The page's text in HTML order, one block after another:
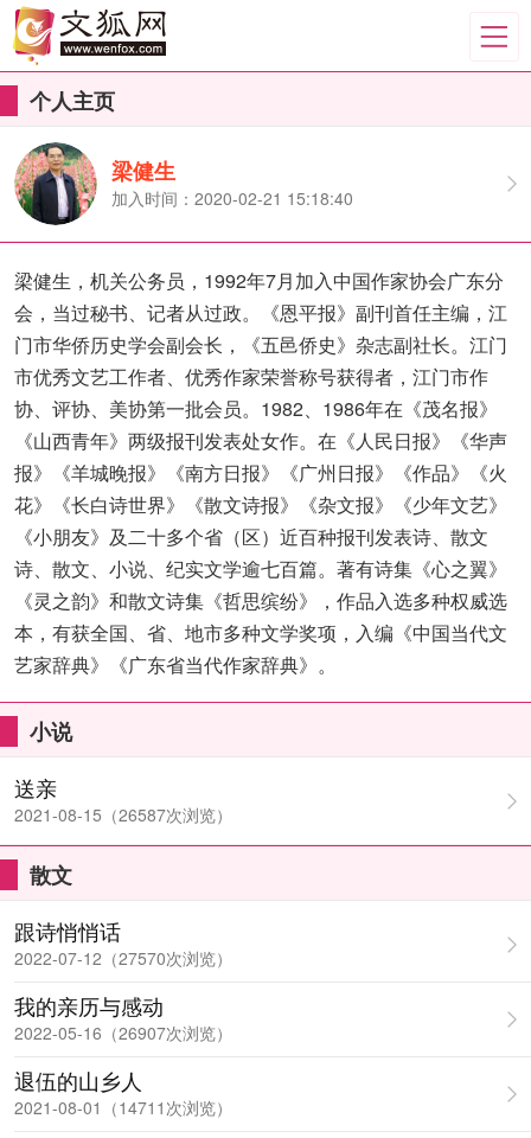
个人主页
梁健生
加入时间：2020-02-21 15:18:40
梁健生，机关公务员，1992年7月加入中国作家协会广东分
会，当过秘书、记者从过政。《恩平报》副刊首任主编，江
门市华侨历史学会副会长，《五邑侨史》杂志副社长。江门
市优秀文艺工作者、优秀作家荣誉称号获得者，江门市作
协、评协、美协第一批会员。1982、1986年在《茂名报》
《山西青年》两级报刊发表处女作。在《人民日报》《华声
报》《羊城晚报》《南方日报》《广州日报》《作品》《火
花》《长白诗世界》《散文诗报》《杂文报》《少年文艺》
《小朋友》及二十多个省（区）近百种报刊发表诗、散文
诗、散文、小说、纪实文学逾七百篇。著有诗集《心之翼》
《灵之韵》和散文诗集《哲思缤纷》，作品入选多种权威选
本，有获全国、省、地市多种文学奖项，入编《中国当代文
艺家辞典》《广东省当代作家辞典》。
小说
送亲
2021-08-15（26587次浏览）
散文
跟诗悄悄话
2022-07-12（27570次浏览）
我的亲历与感动
2022-05-16（26907次浏览）
退伍的山乡人
2021-08-01（14711次浏览）